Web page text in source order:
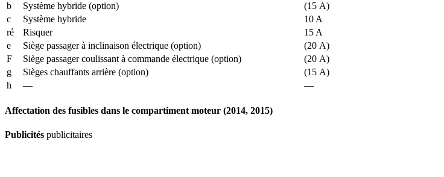
b
Système hybride (option)
(15 A)
c
Système hybride
10 A
ré
Risquer
15 A
e
Siège passager à inclinaison électrique (option)
(20 A)
F
Siège passager coulissant à commande électrique (option)
(20 A)
g
Sièges chauffants arrière (option)
(15 A)
h
— —
Affectation des fusibles dans le compartiment moteur (2014, 2015)
Publicités publicitaires